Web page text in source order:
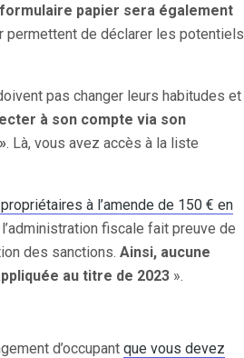
papier sera également
permettent de déclarer les potentiels
pas changer leurs habitudes et
à son compte via son
. Là, vous avez accès à la liste
à l’amende de 150 € en
fiscale fait preuve de
des sanctions. Ainsi, aucune
au titre de 2023 ».
d’occupant que vous devez